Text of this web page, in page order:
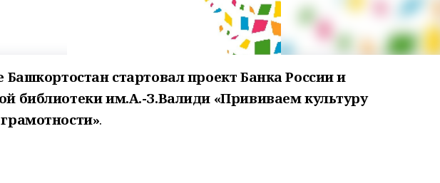
Башкортостан стартовал проект Банка России и
библиотеки им.А.-З.Валиди «Прививаем культуру
.